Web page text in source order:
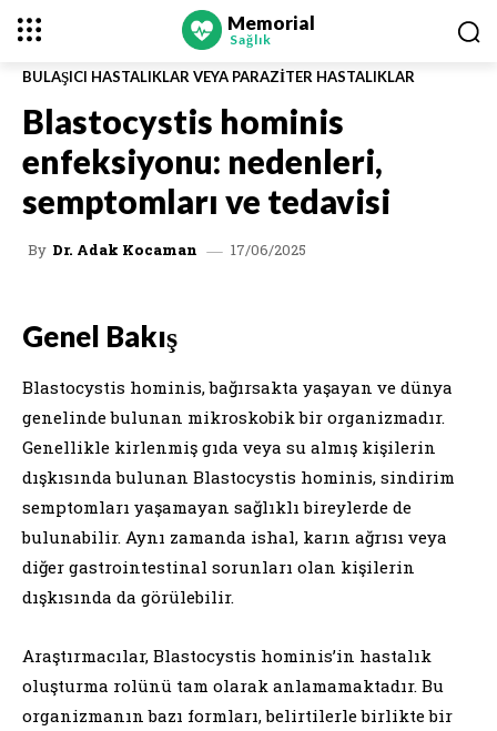
Memorial
Sağlık
BULAŞICI HASTALIKLAR VEYA PARAZITER HASTALIKLAR
Blastocystis hominis
enfeksiyonu: nedenleri,
semptomları ve tedavisi
By Dr. Adak Kocaman 17/06/2025
Genel Bakış
Blastocystis hominis, bağırsakta yaşayan ve dünya
genelinde bulunan mikroskobik bir organizmadır.
Genellikle kirlenmiş gıda veya su almış kişilerin
dışkısında bulunan Blastocystis hominis, sindirim
semptomları yaşamayan sağlıklı bireylerde de
bulunabilir. Aynı zamanda ishal, karın ağrısı veya
diğer gastrointestinal sorunları olan kişilerin
dışkısında da görülebilir.
Araştırmacılar, Blastocystis hominis’in hastalık
oluşturma rolünü tam olarak anlamamaktadır. Bu
organizmanın bazı formları, belirtilerle birlikte bir